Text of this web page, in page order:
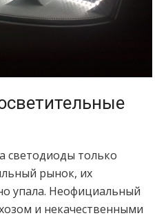
светодиоды только
рынок, их
упала. Неофициальный
и некачественными